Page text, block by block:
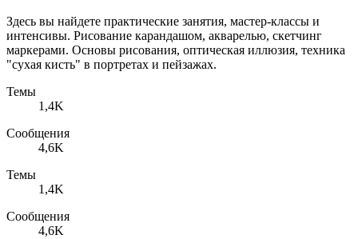
Здесь вы найдете практические занятия, мастер-классы и
интенсивы. Рисование карандашом, акварелью, скетчинг
маркерами. Основы рисования, оптическая иллюзия, техника
"сухая кисть" в портретах и пейзажах.
Темы
1,4K
Сообщения
4,6K
Темы
1,4K
Сообщения
4,6K